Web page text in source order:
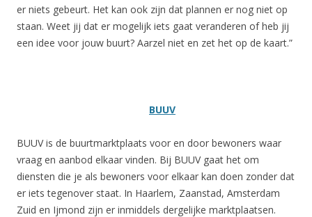
er niets gebeurt. Het kan ook zijn dat plannen er nog niet op
staan. Weet jij dat er mogelijk iets gaat veranderen of heb jij
een idee voor jouw buurt? Aarzel niet en zet het op de kaart.”
BUUV
BUUV is de buurtmarktplaats voor en door bewoners waar
vraag en aanbod elkaar vinden. Bij BUUV gaat het om
diensten die je als bewoners voor elkaar kan doen zonder dat
er iets tegenover staat. In Haarlem, Zaanstad, Amsterdam
Zuid en Ijmond zijn er inmiddels dergelijke marktplaatsen.